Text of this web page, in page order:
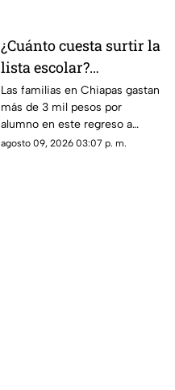
¿Cuánto cuesta surtir la
lista escolar?
Chiapanecos gastan
más de 3 mil pesos por
alumno
Las familias en Chiapas gastan
más de 3 mil pesos por
alumno en este regreso a
clases. Descubre cómo
agosto 09, 2026 03:07 p. m.